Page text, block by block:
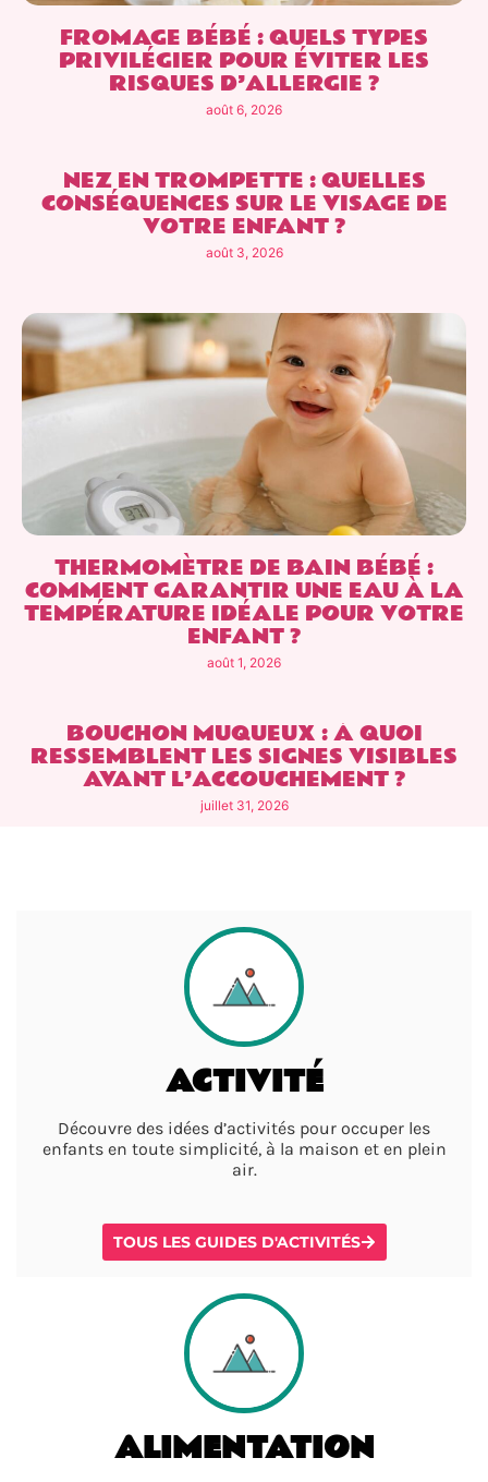
FROMAGE BÉBÉ : QUELS TYPES
PRIVILÉGIER POUR ÉVITER LES
RISQUES D’ALLERGIE ?
août 6, 2026
NEZ EN TROMPETTE : QUELLES
CONSÉQUENCES SUR LE VISAGE DE
VOTRE ENFANT ?
août 3, 2026
THERMOMÈTRE DE BAIN BÉBÉ :
COMMENT GARANTIR UNE EAU À LA
TEMPÉRATURE IDÉALE POUR VOTRE
ENFANT ?
août 1, 2026
BOUCHON MUQUEUX : À QUOI
RESSEMBLENT LES SIGNES VISIBLES
AVANT L’ACCOUCHEMENT ?
juillet 31, 2026
ACTIVITÉ
Découvre des idées d’activités pour occuper les
enfants en toute simplicité, à la maison et en plein
air.
TOUS LES GUIDES D'ACTIVITÉS
ALIMENTATION